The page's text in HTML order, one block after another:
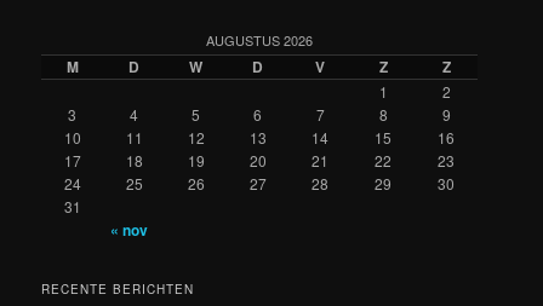
AUGUSTUS 2026
M D W D V Z Z
1
2
3
4 5 6 7 8
9
10
11 12 13 14 15
16
17
18 19 20 21 22
23
24
25 26 27 28 29
30
31
« nov
RECENTE BERICHTEN